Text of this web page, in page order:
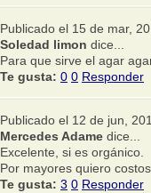
Publicado el 15 de mar,
Soledad limon dice...
Para que sirve el agar
Te gusta: 0 0 Responder
Publicado el 12 de jun,
Mercedes Adame dice...
Excelente, si es orgánico.
Por mayores quiero costos.
Te gusta: 3 0 Responder